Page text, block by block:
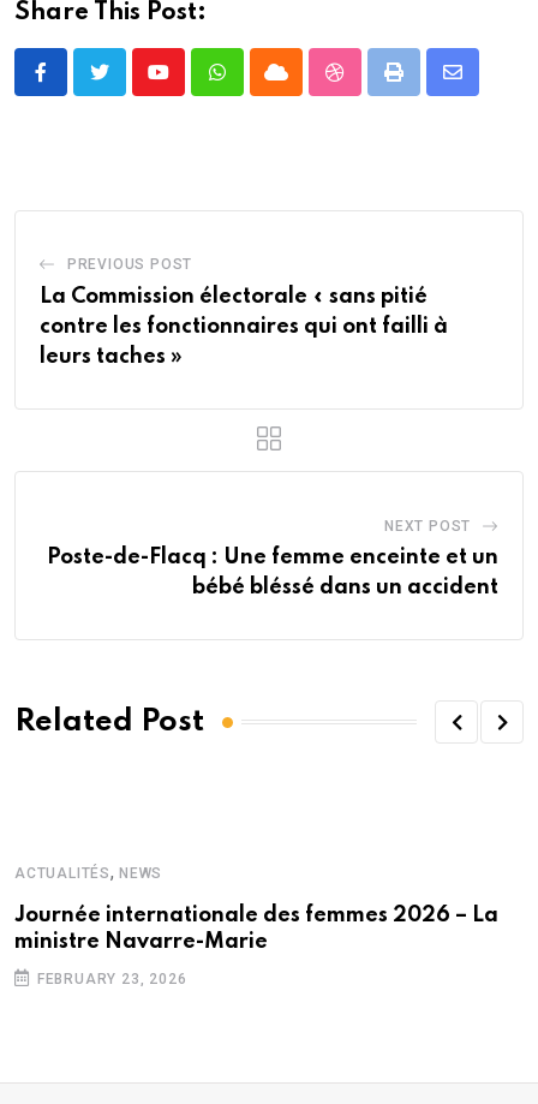
Share This Post:
YoutubeWhatsappCloud StumbleUpon
Print
Share
PREVIOUS POST
La Commission électorale « sans pitié
contre les fonctionnaires qui ont failli à
leurs taches »
NEXT POST
Poste-de-Flacq : Une femme enceinte et un
bébé bléssé dans un accident
Related Post
ACTUALITÉS, NEWS
Journée internationale des femmes 2026 – La
ministre Navarre-Marie
FEBRUARY 23, 2026